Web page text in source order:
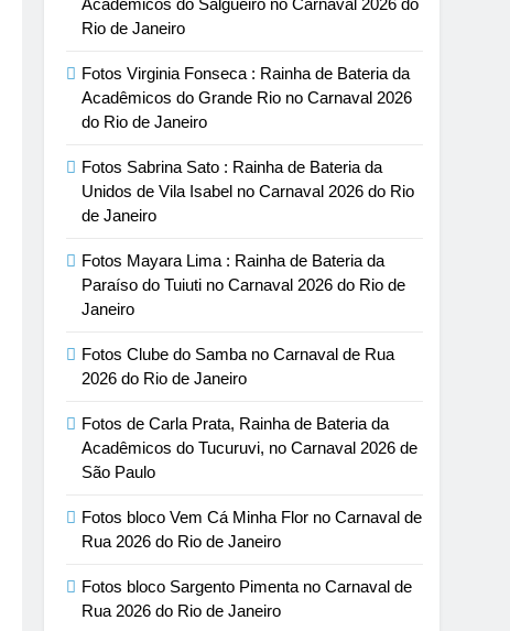
Acadêmicos do Salgueiro no Carnaval 2026 do
Rio de Janeiro
Fotos Virginia Fonseca : Rainha de Bateria da
Acadêmicos do Grande Rio no Carnaval 2026
do Rio de Janeiro
Fotos Sabrina Sato : Rainha de Bateria da
Unidos de Vila Isabel no Carnaval 2026 do Rio
de Janeiro
Fotos Mayara Lima : Rainha de Bateria da
Paraíso do Tuiuti no Carnaval 2026 do Rio de
Janeiro
Fotos Clube do Samba no Carnaval de Rua
2026 do Rio de Janeiro
Fotos de Carla Prata, Rainha de Bateria da
Acadêmicos do Tucuruvi, no Carnaval 2026 de
São Paulo
Fotos bloco Vem Cá Minha Flor no Carnaval de
Rua 2026 do Rio de Janeiro
Fotos bloco Sargento Pimenta no Carnaval de
Rua 2026 do Rio de Janeiro